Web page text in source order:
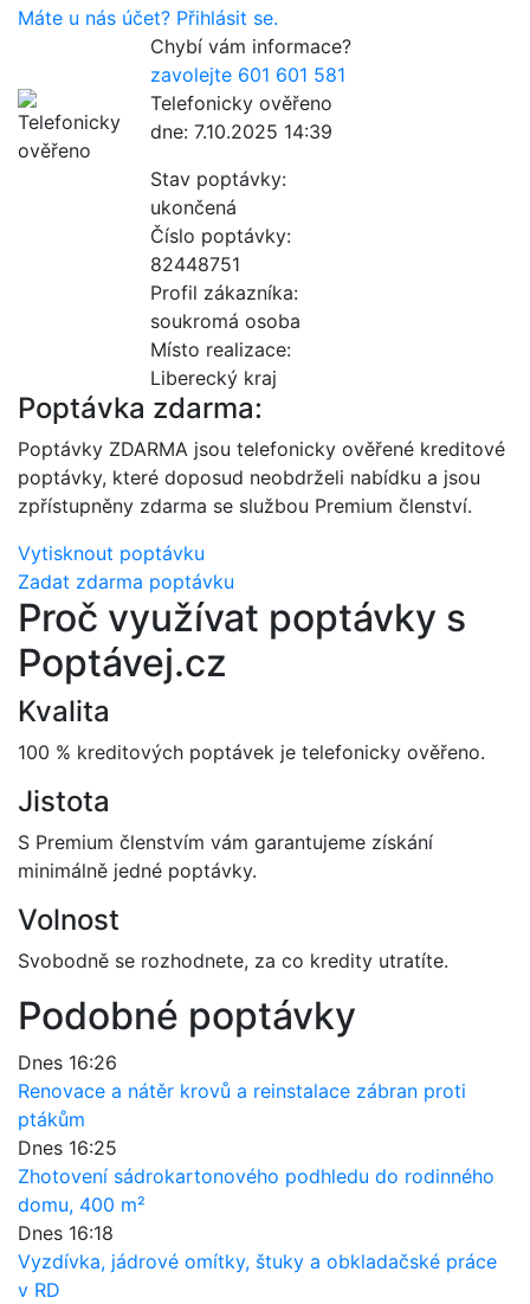
Máte u nás účet? Přihlásit se.
Chybí vám informace?
zavolejte 601 601 581
Telefonicky ověřeno
dne: 7.10.2025 14:39
Stav poptávky:
ukončená
Číslo poptávky:
82448751
Profil zákazníka:
soukromá osoba
Místo realizace:
Liberecký kraj
Poptávka zdarma:
Poptávky ZDARMA jsou telefonicky ověřené kreditové
poptávky, které doposud neobdrželi nabídku a jsou
zpřístupněny zdarma se službou Premium členství.
Vytisknout poptávku
Zadat zdarma poptávku
Proč využívat poptávky s
Poptávej.cz
Kvalita
100 % kreditových poptávek je telefonicky ověřeno.
Jistota
S Premium členstvím vám garantujeme získání
minimálně jedné poptávky.
Volnost
Svobodně se rozhodnete, za co kredity utratíte.
Podobné poptávky
Dnes 16:26
Renovace a nátěr krovů a reinstalace zábran proti
ptákům
Dnes 16:25
Zhotovení sádrokartonového podhledu do rodinného
domu, 400 m²
Dnes 16:18
Vyzdívka, jádrové omítky, štuky a obkladačské práce
v RD